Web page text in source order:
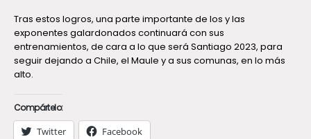
Tras estos logros, una parte importante de los y las
exponentes galardonados continuará con sus
entrenamientos, de cara a lo que será Santiago 2023, para
seguir dejando a Chile, el Maule y a sus comunas, en lo más
alto.
Compártelo:
Twitter Facebook